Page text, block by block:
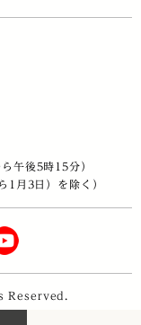
午後5時15分）
1月3日）を除く）